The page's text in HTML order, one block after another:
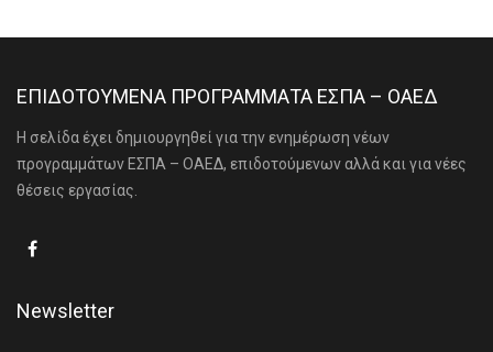
ΕΠΙΔΟΤΟΥΜΕΝΑ ΠΡΟΓΡΑΜΜΑΤΑ ΕΣΠΑ – ΟΑΕΔ
Η σελίδα έχει δημιουργηθεί για την ενημέρωση νέων
προγραμμάτων ΕΣΠΑ – ΟΑΕΔ, επιδοτούμενων αλλά και για νέες
θέσεις εργασίας.
Newsletter